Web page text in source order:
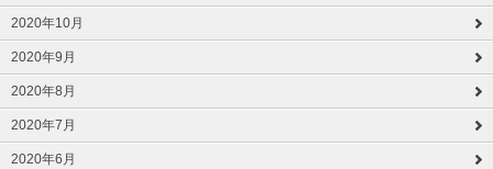
2020年10月
2020年9月
2020年8月
2020年7月
2020年6月